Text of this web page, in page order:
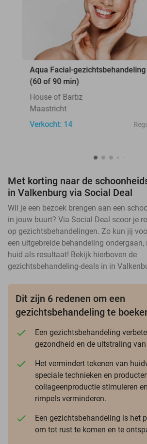
Aqua Facial-
(60 of 90 min)
House of Barbz
Maastricht
Verkocht: 14
Met korting naar de
in Valkenburg via Social Deal
Wil je een bezoek brengen aan een
in jouw buurt? Via Social Deal scoor je
op gezichtsbehandelingen. Zo kun jij
een uitgebreide behandeling ondergaan,
huid als resultaat! Bekijk hierboven de
gezichtsbehandeling-deals in in
Dit zijn 6 redenen om een
gezichtsbehandeling te
Een gezichtsbehandeling
gezondheid en de uitstraling
Het vermindert tekenen van
speciale technieken en
collageenproductie stimuleren
rimpels verminderen.
Een gezichtsbehandeling is het
om tot rust te komen en te